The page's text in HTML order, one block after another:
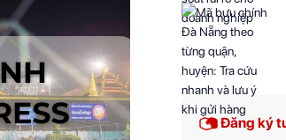
Đăng ký